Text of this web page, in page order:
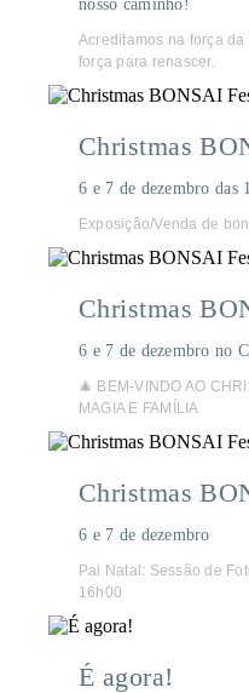
nosso caminho!
Acreditamos na força
força para renascer.
Christmas
6 e 7 de dezembro das
Exposição/Venda de
Christmas
6 e 7 de dezembro no
🎄 BEM-VINDO AO
MAGIA E FAMÍLIA
Christmas
6 e 7 de dezembro
Pai Natal: Sessão de
16h00
É agora!